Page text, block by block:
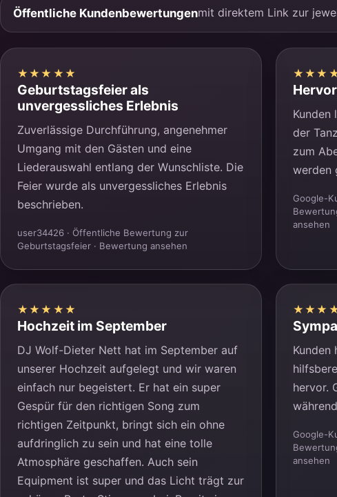
Öffentliche Kundenbewertungenmit direktem Link zur
★★★★★
Geburtstagsfeier als
unvergessliches Erlebnis
Zuverlässige Durchführung, angenehmer
Umgang mit den Gästen und eine
Liederauswahl entlang der Wunschliste. Die
Feier wurde als unvergessliches Erlebnis
beschrieben.
user34426 · Öffentliche Bewertung zur
Geburtstagsfeier · Bewertung ansehen
Kunden
der
zum
werden
Google-
ansehen
★★★★★
Hochzeit im September
DJ Wolf-Dieter Nett hat im September auf
unserer Hochzeit aufgelegt und wir waren
einfach nur begeistert. Er hat ein super
Gespür für den richtigen Song zum
richtigen Zeitpunkt, bringt sich ein ohne
aufdringlich zu sein und hat eine tolle
Atmosphäre geschaffen. Auch sein
Equipment ist super und das Licht trägt zur
Kunden
hervor.
Google-
ansehen